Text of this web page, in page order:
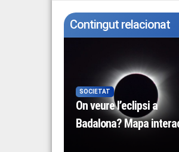
Contingut relacionat
SOCIETAT
On veure l’eclipsi a
Badalona? Mapa